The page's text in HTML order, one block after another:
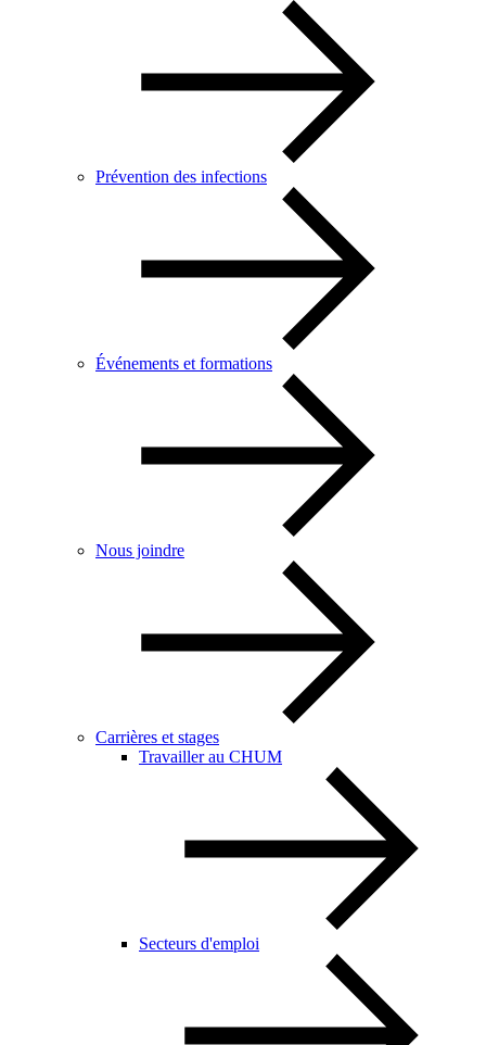
Prévention des infections
Événements et formations
Nous joindre
Carrières et stages
Travailler au CHUM
Secteurs d'emploi